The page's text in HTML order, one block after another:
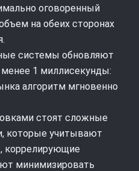
оговоренный
на обеих сторонах
системы обновляют
1 миллисекунды:
алгоритм мгновенно
стоят сложные
которые учитывают
коррелирующие
минимизировать